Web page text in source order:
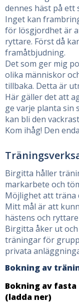
dennes häst på ett
Inget kan
för lösgjordhet är
ryttare. Först då
framåtbjudning.
Det som ger mig
olika människor
tillbaka. Detta är
Här gäller det att
ge varje planta sin
kan bli den
Kom ihåg! Den
Birgitta håller
markarbete och
Möjlighet att träna
Mitt mål är att
hästens och
Birgitta åker ut
träningar för
privata
Bokning av
Bokning av
(ladda ner)